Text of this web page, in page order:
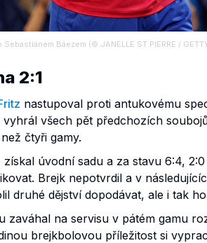
Báezem (© JANELLE ST PIERRE /
2:1
nastupoval proti antukovému
všech pět předchozích
čtyři gamy.
úvodní sadu a za stavu 6:4,
Brejk nepotvrdil a v
druhé dějství dopodávat, ale i tak
zaváhal na servisu v pátém gamu
brejkbolovou příležitost si